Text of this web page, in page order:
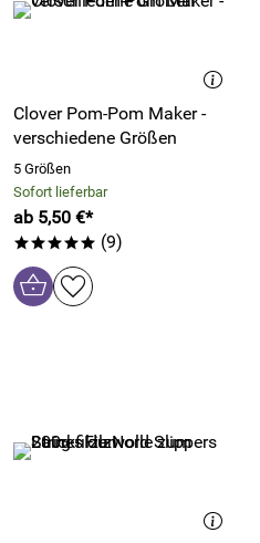
Clover Pom-Pom Maker -
verschiedene Größen
5 Größen
Sofort lieferbar
ab 5,50 €*
***** (9)